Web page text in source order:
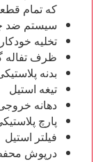
که تمام
سیستم ضد
تخلیه
ظرف تفاله
بدنه
تیغه استیل
دهانه
پارچ
فیلتر استیل
درپوش